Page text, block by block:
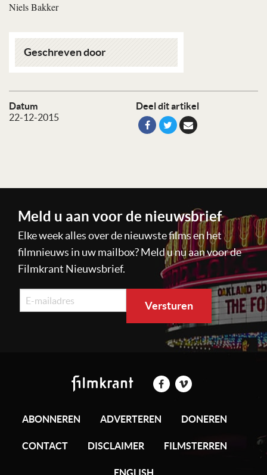
Datum
22-12-2015
Deel dit artikel
Niels Bakker
Geschreven door
Meld u aan voor de nieuwsbrief
Elke week alles over de nieuwste films en het
filmnieuws in uw mailbox? Meld u nu aan voor de
Filmkrant Nieuwsbrief.
ABONNEREN ADVERTEREN DONEREN
CONTACT DISCLAIMER FILMSTERREN
ENGLISH